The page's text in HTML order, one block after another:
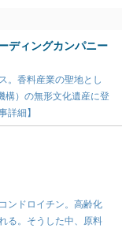
ディングカンパニー
。香料産業の聖地とし
構）の無形文化遺産に登
詳細】
ンドロイチン。高齢化
る。そうした中、原料